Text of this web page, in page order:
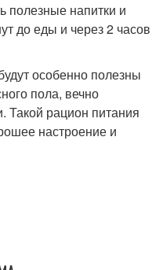
полезные напитки и
до еды и через 2 часов
особенно полезны
пола, вечно
рацион питания
настроение и